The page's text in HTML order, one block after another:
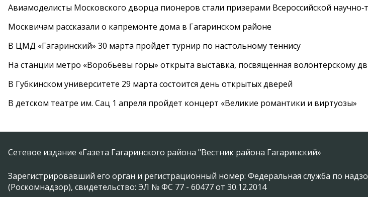
Авиамоделисты Московского дворца пионеров стали призерами Всероссийской
Москвичам рассказали о капремонте дома в Гагаринском районе
В ЦМД «Гагаринский» 30 марта пройдет турнир по настольному теннису
На станции метро «Воробьевы горы» открыта выставка, посвященная волонтерскому
В Губкинском университете 29 марта состоится день открытых дверей
В детском театре им. Сац 1 апреля пройдет концерт «Великие романтики и виртуозы»
Сетевое издание «Газета Гагаринского района "Вестник района Гагаринский»
Зарегистрировавший его орган и регистрационный номер: Федеральная служба по
(Роскомнадзор), свидетельство: ЭЛ № ФС 77 - 60477 от 30.12.2014